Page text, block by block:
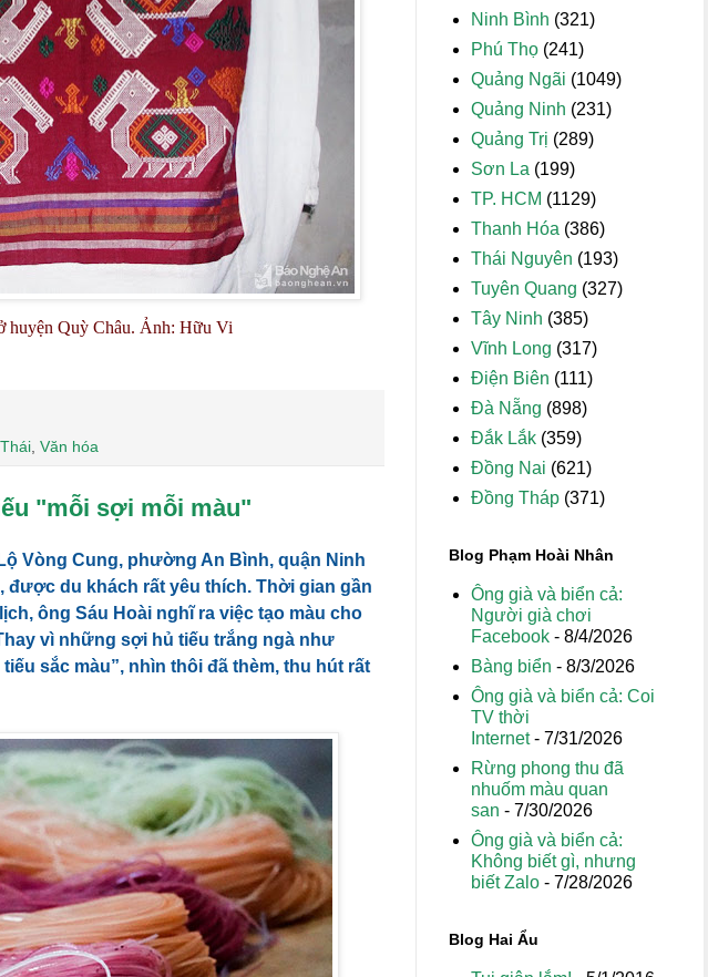
huyện Quỳ Châu. Ảnh: Hữu Vi
Văn hóa
"mỗi sợi mỗi màu"
Vòng Cung, phường An Bình, quận Ninh
được du khách rất yêu thích. Thời gian gần
ông Sáu Hoài nghĩ ra việc tạo màu cho
vì những sợi hủ tiếu trắng ngà như
sắc màu”, nhìn thôi đã thèm, thu hút rất
Ninh Bình (321)
Phú Thọ (241)
Quảng Ngãi (1049)
Quảng Ninh (231)
Quảng Trị (289)
Sơn La (199)
TP. HCM (1129)
Thanh Hóa (386)
Thái Nguyên (193)
Tuyên Quang (327)
Tây Ninh (385)
Vĩnh Long (317)
Điện Biên (111)
Đà Nẵng (898)
Đắk Lắk (359)
Đồng Nai (621)
Đồng Tháp (371)
Blog Phạm Hoài Nhân
Ông già và biển cả:
Người già chơi
Facebook - 8/4/2026
Bàng biển - 8/3/2026
Ông già và biển cả: Coi
TV thời
Internet- 7/31/2026
Rừng phong thu đã
nhuốm màu quan
san - 7/30/2026
Ông già và biển cả:
Không biết gì, nhưng
biết Zalo - 7/28/2026
Blog Hai Ẩu